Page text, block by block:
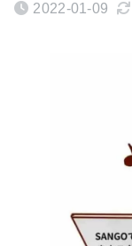
2022-01-09